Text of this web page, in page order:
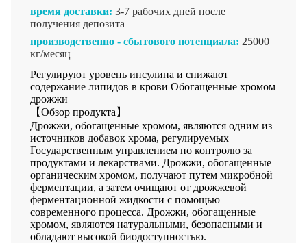
время доставки: 3-7 рабочих дней после
получения депозита
производственно - сбытового потенциала: 25000
кг/месяц
Регулируют уровень инсулина и снижают
содержание липидов в крови Обогащенные хромом
дрожжи
【Обзор продукта】
Дрожжи, обогащенные хромом, являются одним из
источников добавок хрома, регулируемых
Государственным управлением по контролю за
продуктами и лекарствами. Дрожжи, обогащенные
органическим хромом, получают путем микробной
ферментации, а затем очищают от дрожжевой
ферментационной жидкости с помощью
современного процесса. Дрожжи, обогащенные
хромом, являются натуральными, безопасными и
обладают высокой биодоступностью.